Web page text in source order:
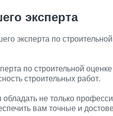
эксперта
эксперта по
по строительной
строительных работ.
не только
вам точные и